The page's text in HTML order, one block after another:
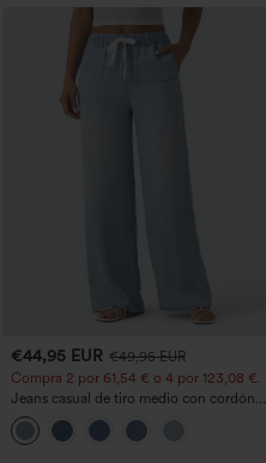
€44,95 EUR €49,95 EUR
Compra 2 por 61,54 € o 4 por 123,08 €.
Jeans casual de tiro medio con cordón y
bolsillos